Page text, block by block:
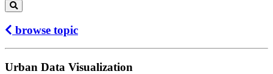
browse topic
Urban Data Visualization